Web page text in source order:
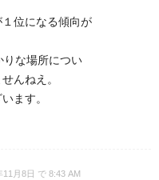
位になる傾向が
りな場所につい
んねえ。
ます。
11月8日 で 8:43 AM